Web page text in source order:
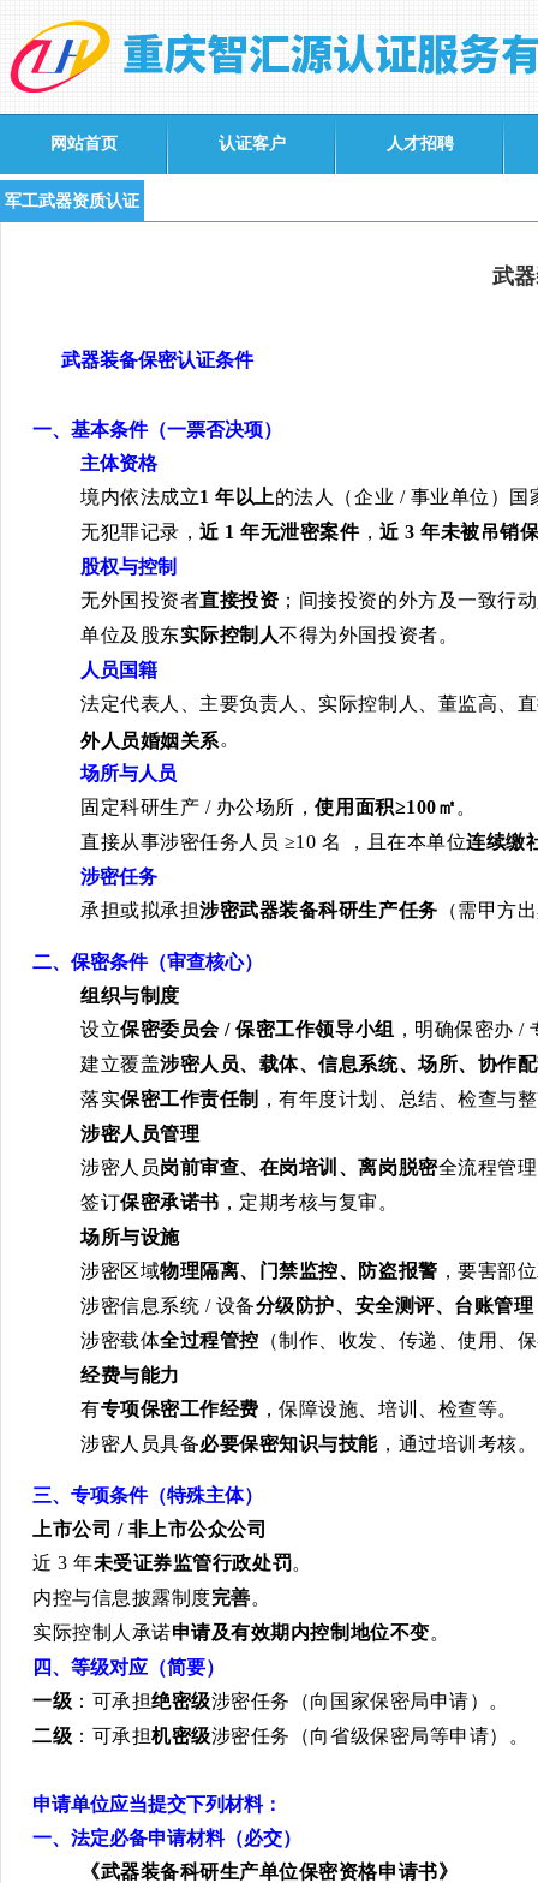
网站首页 认证客户 人才招聘
军工武器资质认证
武
武器装备保密认证条件
一、基本条件（一票否决项）
主体资格
境内依法成立1年以上的法人（企业 / 事业单位）国
无犯罪记录，近 1年无泄密案件，近 3年未被吊销
股权与控制
无外国投资者直接投资 ；间接投资的外方及一致行
单位及股东实际控制人不得为外国投资者。
人员国籍
法定代表人、主要负责人、实际控制人、董监高、
外人员婚姻关系 。
场所与人员
固定科研生产 / 办公场所，使用面积≥100㎡ 。
直接从事涉密任务人员 ≥10名 ，且在本单位连续缴
涉密任务
承担或拟承担涉密武器装备科研生产任务 （需甲方
二、保密条件（审查核心）
组织与制度
设立保密委员会/保密工作领导小组 ，明确保密办 /
建立覆盖涉密人员、载体、信息系统、场所、协作
落实保密工作责任制
，有年度计划、总结、检查与
涉密人员管理
涉密人员岗前审查、在岗培训、离岗脱密全流程管
签订保密承诺书 ，定期考核与复审。
场所与设施
涉密区域物理隔离、门禁监控、防盗报警 ，要害部
涉密信息系统 / 设备分级防护、安全测评、台账管理
涉密载体全过程管控 （制作、收发、传递、使用、
经费与能力
有专项保密工作经费 ，保障设施、培训、检查等。
涉密人员具备必要保密知识与技能 ，通过培训考核。
三、专项条件（特殊主体）
上市公司 / 非上市公众公司
近 3年未受证券监管行政处罚。
内控与信息披露制度完善。
实际控制人承诺申请及有效期内控制地位不变。
四、等级对应（简要）
一级 ：可承担绝密级涉密任务（向国家保密局申请）。
二级 ：可承担机密级涉密任务（向省级保密局等申请）。
申请单位应当提交下列材料：
一、法定必备申请材料（必交）
《武器装备科研生产单位保密资格申请书》